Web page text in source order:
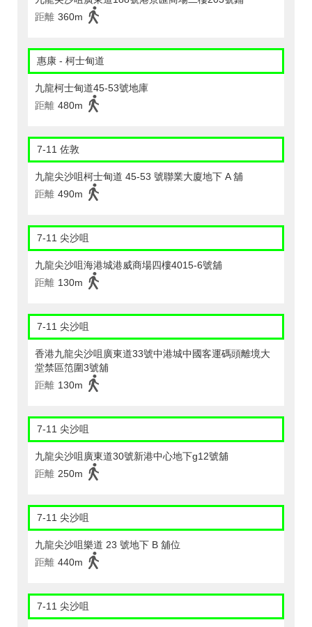
距離 360m
惠康 - 柯士甸道
九龍柯士甸道45-53號地庫
距離 480m
7-11 佐敦
九龍尖沙咀柯士甸道 45-53 號聯業大廈地下 A 舖
距離 490m
7-11 尖沙咀
九龍尖沙咀海港城港威商場四樓4015-6號舖
距離 130m
7-11 尖沙咀
香港九龍尖沙咀廣東道33號中港城中國客運碼頭離境大
堂禁區笵圍3號舖
距離 130m
7-11 尖沙咀
九龍尖沙咀廣東道30號新港中心地下g12號舖
距離 250m
7-11 尖沙咀
九龍尖沙咀樂道 23 號地下 B 舖位
距離 440m
7-11 尖沙咀